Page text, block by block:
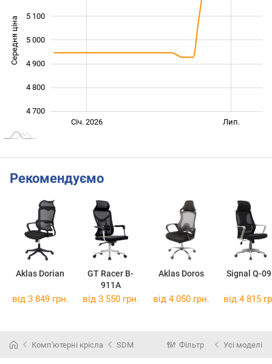
Середня ціна 4 700
4 700
4 800
4 900
5 000
5 100
Січ. 2026 Лип.
Рекомендуємо
Aklas Dorian
GT Racer B-
911A
Aklas Doros Signal Q-
від 3 849 грн. від 3 550 грн. від 4 050 грн. від 4 815
Комп'ютерні крісла SDM Фільтр Усі моделі